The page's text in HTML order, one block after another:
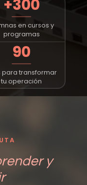
+300
en cursos y
programas
90
para transformar
tu operación
y